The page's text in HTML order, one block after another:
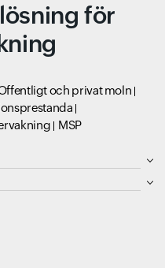
för
och privat moln
MSP